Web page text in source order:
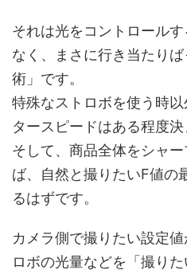
それは光をコントロール
なく、まさに行き当たり
術」です。
特殊なストロボを使う時
タースピードはある程度決
そして、商品全体をシャ
ば、自然と撮りたいF値の
るはずです。
カメラ側で撮りたい設定
ロボの光量などを「撮り